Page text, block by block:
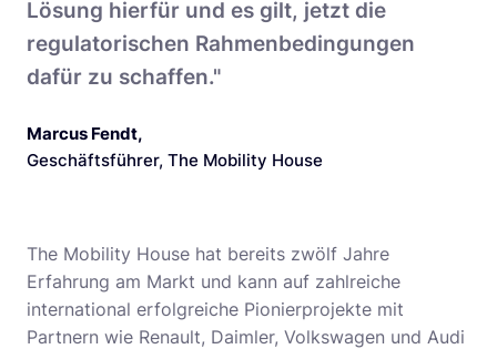
Lösung hierfür und es gilt, jetzt die
regulatorischen Rahmenbedingungen
dafür zu schaffen."
Marcus Fendt,
Geschäftsführer, The Mobility House
The Mobility House hat bereits zwölf Jahre
Erfahrung am Markt und kann auf zahlreiche
international erfolgreiche Pionierprojekte mit
Partnern wie Renault, Daimler, Volkswagen und Audi